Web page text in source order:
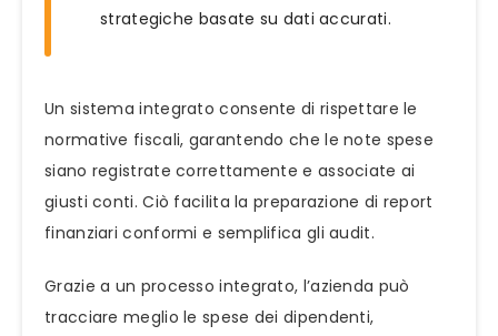
strategiche basate su dati accurati.
Un sistema integrato consente di rispettare le
normative fiscali, garantendo che le note spese
siano registrate correttamente e associate ai
giusti conti. Ciò facilita la preparazione di report
finanziari conformi e semplifica gli audit.
Grazie a un processo integrato, l’azienda può
tracciare meglio le spese dei dipendenti,